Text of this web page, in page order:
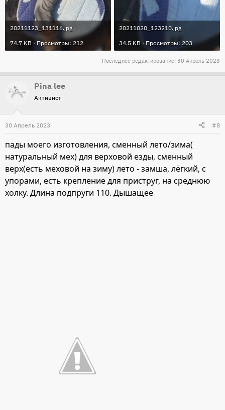
20211123_131116.jpg
74.7 KB · Просмотры: 212
20211020_123210.jpg
34.5 KB · Просмотры: 203
Последнее редактирование: 30 Апрель 2023
Pina lee
Активист
30 Апрель 2023 #8
пады моего изготовления, сменный лето/зима(
натуральный мех) для верховой езды, сменный
верх(есть меховой на зиму) лето - замша, лёгкий, с
упорами, есть крепление для приструг, на среднюю
холку. Длина подпруги 110. Дышащее